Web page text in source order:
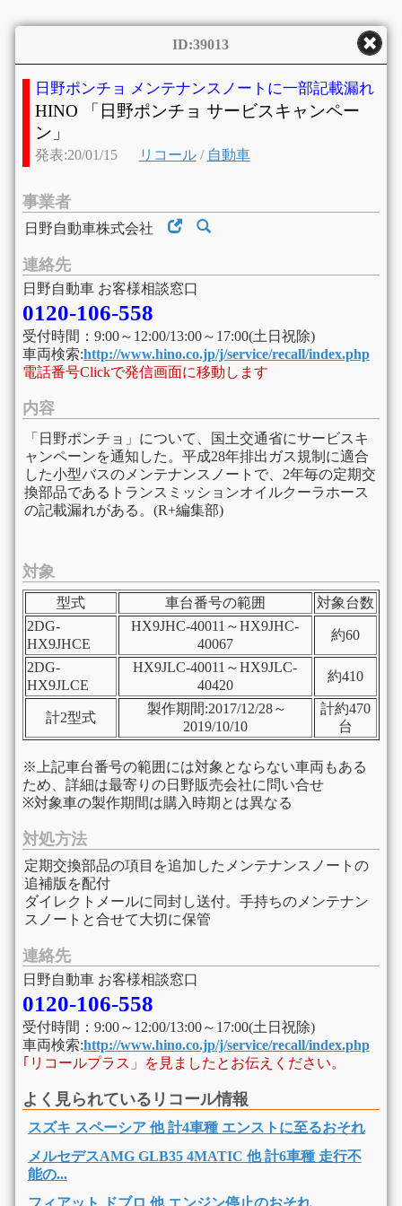
ID:39013
日野ポンチョ メンテナンスノートに一部記載漏れ
HINO 「日野ポンチョ サービスキャンペー
ン」
発表:20/01/15 リコール/ 自動車
事業者
日野自動車株式会社
連絡先
日野自動車 お客様相談窓口
0120-106-558
受付時間：9:00～12:00/13:00～17:00(土日祝除)
車両検索:http://www.hino.co.jp/j/service/recall/index.php
電話番号Clickで発信画面に移動します
内容
「日野ポンチョ」について、国土交通省にサービスキ
ャンペーンを通知した。平成28年排出ガス規制に適合
した小型バスのメンテナンスノートで、2年毎の定期交
換部品であるトランスミッションオイルクーラホース
の記載漏れがある。(R+編集部)
対象
型式 車台番号の範囲
対象台数
2DG-
HX9JHCE
HX9JHC-40011～HX9JHC-
40067
約60
2DG-
HX9JLCE
HX9JLC-40011～HX9JLC-
40420
約410
計2型式
製作期間:2017/12/28～
2019/10/10
計約470
台
※上記車台番号の範囲には対象とならない車両もある
ため、詳細は最寄りの日野販売会社に問い合せ
※対象車の製作期間は購入時期とは異なる
対処方法
定期交換部品の項目を追加したメンテナンスノートの
追補版を配付
ダイレクトメールに同封し送付。手持ちのメンテナン
スノートと合せて大切に保管
連絡先
日野自動車 お客様相談窓口
0120-106-558
受付時間：9:00～12:00/13:00～17:00(土日祝除)
車両検索:http://www.hino.co.jp/j/service/recall/index.php
｢リコールプラス」を見ましたとお伝えください。
よく見られているリコール情報
スズキ スペーシア 他 計4車種 エンストに至るおそれ
メルセデスAMG GLB35 4MATIC 他 計6車種 走行不
能の...